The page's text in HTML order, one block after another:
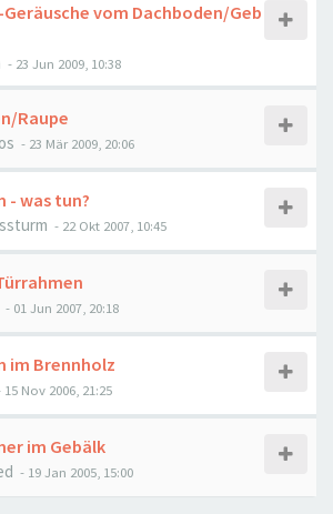
vom Dachboden/Geb
- 23 Jun 2009, 10:38
Raupe
- 23 Mär 2009, 20:06
- was tun?
- 22 Okt 2007, 10:45
- 01 Jun 2007, 20:18
im Brennholz
15 Nov 2006, 21:25
im Gebälk
- 19 Jan 2005, 15:00